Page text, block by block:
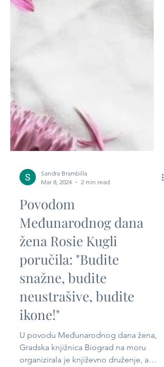
Sandra Brambilla
Mar 8, 2024
2 min read
Povodom
Međunarodnog dana
žena Rosie Kugli
poručila: "Budite
snažne, budite
neustrašive, budite